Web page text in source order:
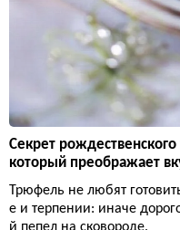
Секрет
который преображает
Трюфель не любят
е и терпении: иначе